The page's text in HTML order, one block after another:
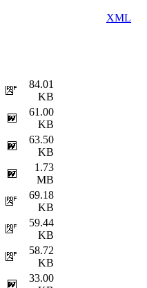
XML
84.01
KB
61.00
KB
63.50
KB
1.73
MB
69.18
KB
59.44
KB
58.72
KB
33.00